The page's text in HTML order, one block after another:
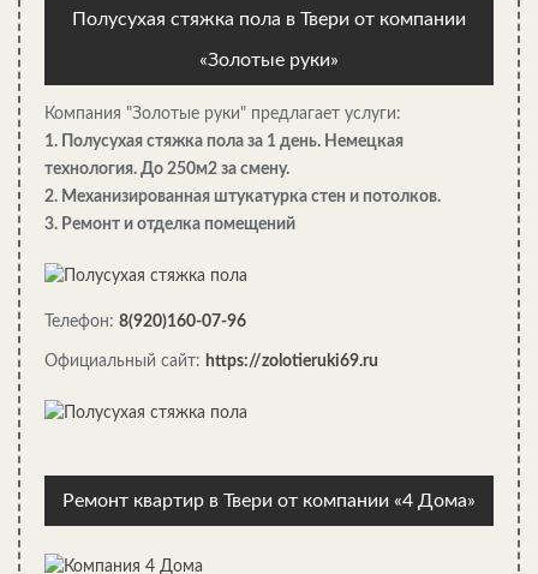
Сборный загородный дом с металлическим каркасом
Полусухая стяжка пола в Твери от компании
«Золотые руки»
Компания "Золотые руки" предлагает услуги:
1. Полусухая стяжка пола за 1 день. Немецкая
технология. До 250м2 за смену.
2. Механизированная штукатурка стен и потолков.
3. Ремонт и отделка помещений
Телефон: 8(920)160-07-96
Официальный сайт: https://zolotieruki69.ru
Ремонт квартир в Твери от компании «4 Дома»